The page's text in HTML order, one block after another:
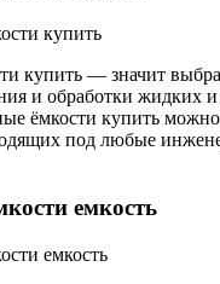
купить — значит
и обработки жидких
ёмкости купить
под любые
емкость